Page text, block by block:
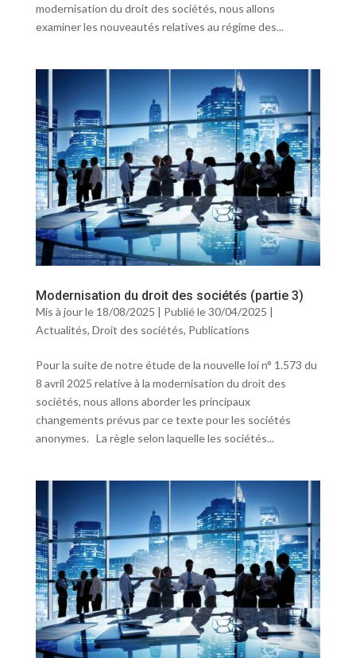
modernisation du droit des sociétés, nous allons
examiner les nouveautés relatives au régime des...
Modernisation du droit des sociétés (partie 3)
Mis à jour le 18/08/2025 | Publié le 30/04/2025 |
Actualités, Droit des sociétés, Publications
Pour la suite de notre étude de la nouvelle loi n° 1.573 du
8 avril 2025 relative à la modernisation du droit des
sociétés, nous allons aborder les principaux
changements prévus par ce texte pour les sociétés
anonymes. La règle selon laquelle les sociétés...